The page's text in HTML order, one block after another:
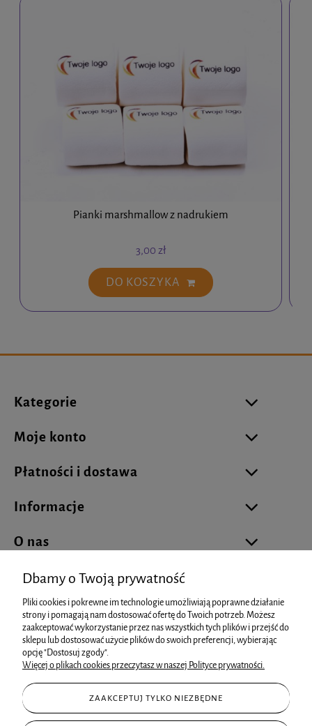
Pianki marshmallow z nadrukiem
3,00 zł
DO KOSZYKA
Kategorie
Moje konto
Płatności i dostawa
Informacje
O nas
biuro@cukierniareklamowa.pl
info@cukierniareklamowa.pl
Dbamy o Twoją prywatność
Pliki cookies i pokrewne im technologie umożliwiają poprawne działanie
strony i pomagają nam dostosować ofertę do Twoich potrzeb. Możesz
zaakceptować wykorzystanie przez nas wszystkich tych plików i przejść do
sklepu lub dostosować użycie plików do swoich preferencji, wybierając
opcję "Dostosuj zgody".
Więcej o plikach cookies przeczytasz w naszej Polityce prywatności.
ZAAKCEPTUJ TYLKO NIEZBĘDNE